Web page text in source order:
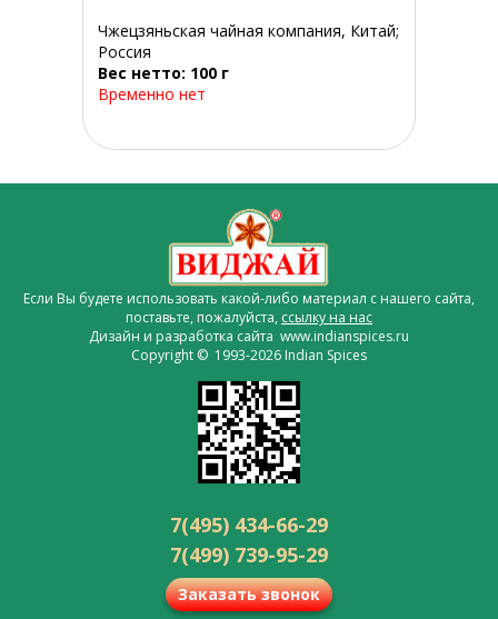
Чжецзяньская чайная компания, Китай;
Россия
Вес нетто: 100 г
Временно нет
Если Вы будете использовать какой-либо материал с нашего сайта,
поставьте, пожалуйста, ссылку на нас
Дизайн и разработка сайта www.indianspices.ru
Copyright © 1993-2026 Indian Spices
7(495) 434-66-29
7(499) 739-95-29
Заказать звонок